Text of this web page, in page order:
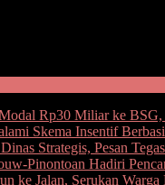
Rp30 Miliar ke
Skema Insentif
Strategis, Pesan
Pinontoan Hadiri
ke Jalan, Serukan Warga